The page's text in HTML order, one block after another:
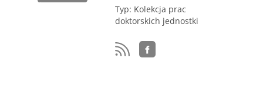
Typ: Kolekcja prac
doktorskich jednostki